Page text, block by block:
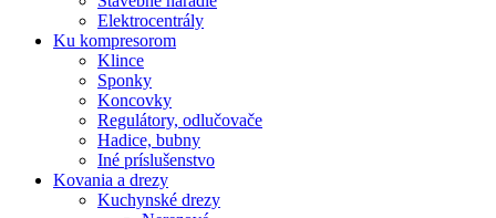
Elektrocentrály
Ku kompresorom
Klince
Sponky
Koncovky
Regulátory, odlučovače
Hadice, bubny
Iné príslušenstvo
Kovania a drezy
Kuchynské drezy